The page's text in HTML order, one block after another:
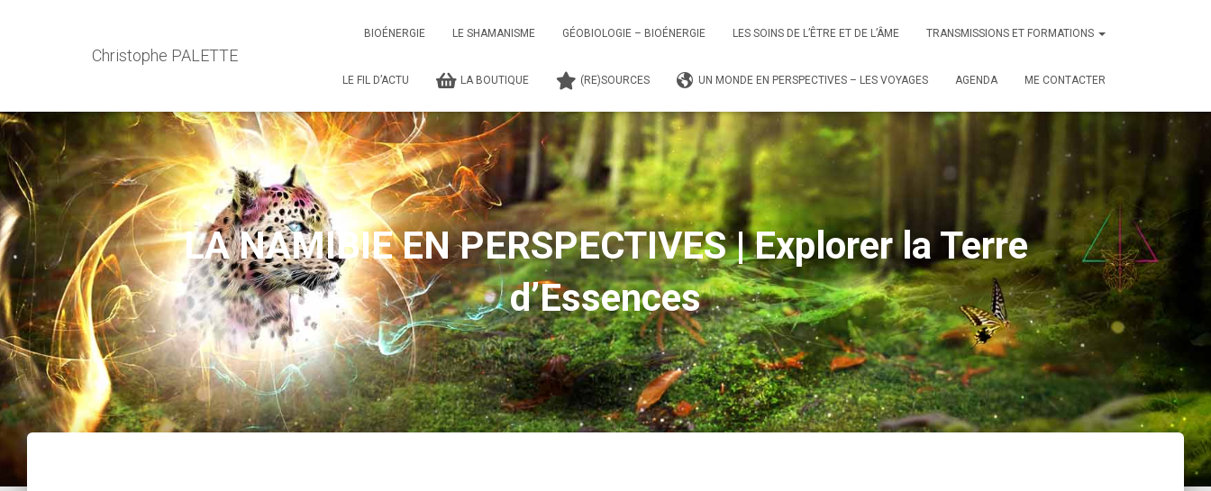
Christophe PALETTE
BIOÉNERGIE LE SHAMANISME GÉOBIOLOGIE – BIOÉNERGIE LES SOINS DE L’ÊTRE ET DE L’ÂME TRANSMISSIONS ET FORMATIONS
LE FIL D’ACTU LA BOUTIQUE (RE)SOURCES UN MONDE EN PERSPECTIVES – LES VOYAGES AGENDA ME CONTACTER
LA NAMIBIE EN PERSPECTIVES | Explorer la Terre
d’Essences